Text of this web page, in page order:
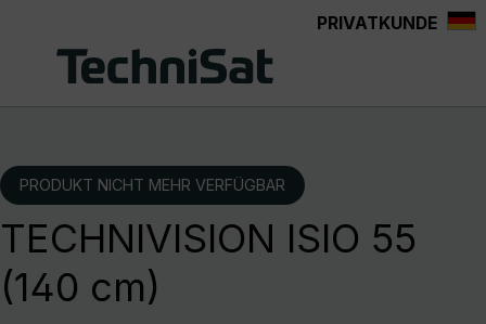
PRIVATKUNDE
PRODUKT NICHT MEHR VERFÜGBAR
TECHNIVISION ISIO 55
(140 cm)